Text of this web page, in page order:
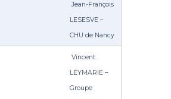
Jean-François
LESESVE –
CHU de Nancy
Vincent
LEYMARIE –
Groupe